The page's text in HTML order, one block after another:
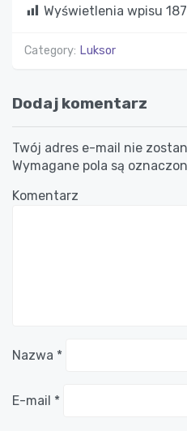
Wyświetlenia wpisu 187
Category: Luksor
Dodaj komentarz
Twój adres e-mail nie
Wymagane pola są
Komentarz
Nazwa *
E-mail *